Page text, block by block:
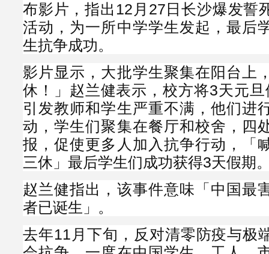
布影片，指出12月27日长沙爆发誓
活动，为一所中学学生发起，最后
生抗争成功。
影片显示，大批学生聚集在阳台上
休！」赵兰健表示，校方将3天元
引发教师和学生严重不满，他们进
动，学生们聚集在餐厅和校舍，四
报，促使更多人加入抗争行动，「
三休」最后学生们成功获得3天假期
赵兰健指出，该事件意味「中国最
者已诞生」。
去年11月下旬，反对清零防疫与极